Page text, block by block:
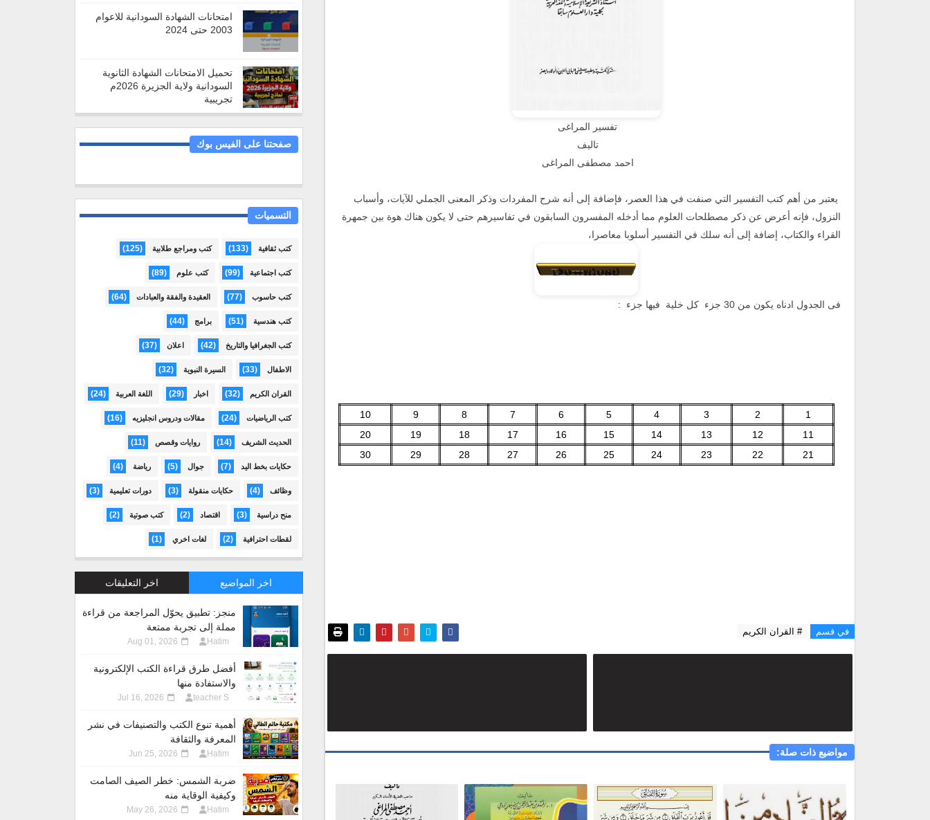
تفسير المراغى
تاليف
احمد مصطفى المراغى
يعتبر من أهم كتب التفسير التي صنفت في هذا العصر، فإضافة إلى أنه شرح المفردات وذكر المعنى الجملي للآيات، وأسباب
النزول، فإنه أعرض عن ذكر مصطلحات العلوم مما أدخله المفسرون السابقون في تفاسيرهم حتى لا يكون هناك هوة بين جمهرة
القراء والكتاب، إضافة إلى أنه سلك في التفسير أسلوبا معاصرا،
فى الجدول ادناه يكون من 30 جزء كل خلية فيها جزء :
1
2
3
4
5
6
7
8
9
10
11
12
13
14
15
16
17
18
19
20
21
22
23
24
25
26
27
28
29
30
في قسم # القران الكريم
مواضيع ذات صلة:
امتحانات الشهادة السودانية للاعوام
2003 حتى 2024
تحميل الامتحانات الشهادة الثانوية
السودانية ولاية الجزيرة 2026م
تجريبية
صفحتنا على الفيس بوك
التسميات
كتب ثقافية (133) كتب ومراجع طلابية (125)
كتب اجتماعية (99) كتب علوم (89)
كتب حاسوب (77) العقيدة والفقة والعبادات (64)
كتب هندسية (51) برامج (44)
كتب الجغرافيا والتاريخ (42) اعلان (37)
الاطفال (33) السيرة النبوية (32)
القران الكريم (32) اخبار (29) اللغة العربية (24)
كتب الرياضيات (24) مقالات ودروس انجليزيه (16)
الحديث الشريف (14) روايات وقصص (11)
حكايات بخط اليد (7) جوال (5) رياضة (4)
وظائف (4) حكايات منقولة (3) دورات تعليمية (3)
منح دراسية (3) اقتصاد (2) كتب صوتية (2)
لقطات احترافية (2) لغات اخري (1)
اخر المواضيع اخر التعليقات
منجز: تطبيق يحوّل المراجعة من قراءة
مملة إلى تجربة ممتعة
Hatim
Aug 01, 2026
أفضل طرق قراءة الكتب الإلكترونية
والاستفادة منها
teacher S
Jul 16, 2026
أهمية تنوع الكتب والتصنيفات في نشر
المعرفة والثقافة
Hatim
Jun 25, 2026
ضربة الشمس: خطر الصيف الصامت
وكيفية الوقاية منه
Hatim
May 26, 2026